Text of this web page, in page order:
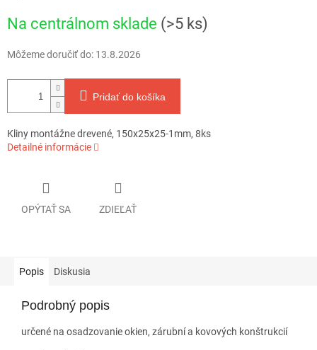
cena:
Na centrálnom sklade (>5 ks)
Môžeme doručiť do: 13.8.2026
Pridať do košíka
Kliny montážne drevené, 150x25x25-1mm, 8ks
Detailné informácie
OPÝTAŤ SA ZDIEĽAŤ
Popis Diskusia
Podrobný popis
určené na osadzovanie okien, zárubní a kovových konštrukcií